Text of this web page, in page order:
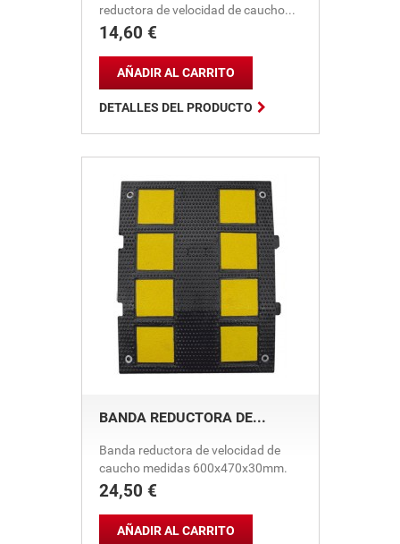
reductora de velocidad de caucho...
Precio
14,60 €

AÑADIR AL CARRITO
DETALLES DEL PRODUCTO
BANDA REDUCTORA DE...
Banda reductora de velocidad de
caucho medidas 600x470x30mm.
Precio
24,50 €
AÑADIR AL CARRITO